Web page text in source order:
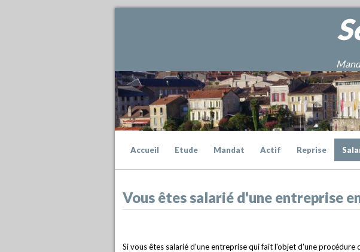
Accueil Etude Mandat Actif Reprise
Vous êtes salarié d'une entreprise
Si vous êtes salarié d'une entreprise qui fait l'objet d'une procédure